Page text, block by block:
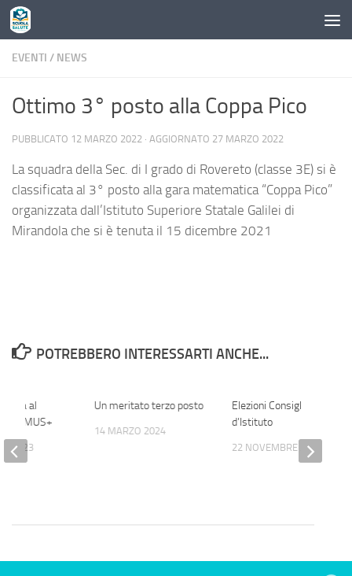
Skip to content
EVENTI / NEWS
Ottimo 3° posto alla Coppa Pico
PUBBLICATO 12 MARZO 2022 · AGGIORNATO 27 MARZO 2022
La squadra della Sec. di I grado di Rovereto (classe 3E) si è
classificata al 3° posto alla gara matematica “Coppa Pico”
organizzata dall’Istituto Superiore Statale Galilei di
Mirandola che si è tenuta il 15 dicembre 2021
POTREBBERO INTERESSARTI ANCHE...
Un meritato terzo posto
14 MARZO 2024
Elezioni Consiglio
d’Istituto
22 NOVEMBRE 2022
al
2023